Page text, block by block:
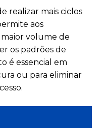
realizar mais ciclos
aos
volume de
os padrões de
é essencial em
ou para eliminar